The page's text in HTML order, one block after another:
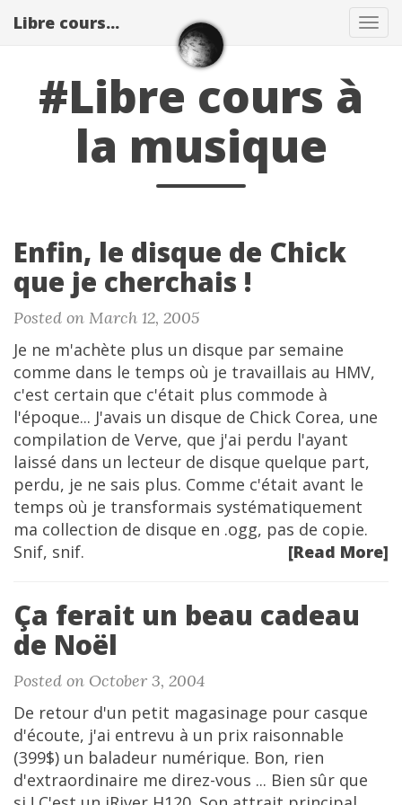
Libre cours...
#Libre cours à
la musique
Enfin, le disque de Chick
que je cherchais !
Posted on March 12, 2005
Je ne m'achète plus un disque par semaine
comme dans le temps où je travaillais au HMV,
c'est certain que c'était plus commode à
l'époque... J'avais un disque de Chick Corea, une
compilation de Verve, que j'ai perdu l'ayant
laissé dans un lecteur de disque quelque part,
perdu, je ne sais plus. Comme c'était avant le
temps où je transformais systématiquement
ma collection de disque en .ogg, pas de copie.
Snif, snif.
[Read More]
Ça ferait un beau cadeau
de Noël
Posted on October 3, 2004
De retour d'un petit magasinage pour casque
d'écoute, j'ai entrevu à un prix raisonnable
(399$) un baladeur numérique. Bon, rien
d'extraordinaire me direz-vous ... Bien sûr que